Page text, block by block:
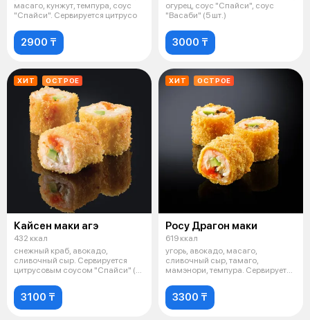
масаго, кунжут, темпура, соус
"Спайси". Сервируется цитрусо
2900 ₸
огурец, соус "Спайси", соус
"Васаби" (5 шт.)
3000 ₸
ХИТ ОСТРОЕ
Кайсен маки агэ
432 ккал
снежный краб, авокадо,
сливочный сыр. Сервируется
цитрусовым соусом "Спайси" (6
3100 ₸
ХИТ ОСТРОЕ
Росу Драгон маки
619 ккал
угорь, авокадо, масаго,
сливочный сыр, тамаго,
мамэнори, темпура. Сервируется
3300 ₸